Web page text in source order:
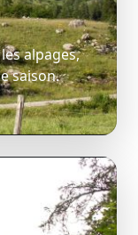
alpages,
saison.